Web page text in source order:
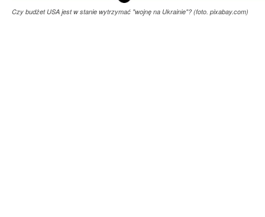
Czy budżet USA jest w stanie wytrzymać "wojnę na Ukrainie"? (foto. pixabay.com)